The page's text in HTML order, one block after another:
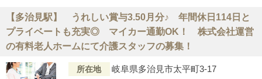
【多治見駅】 うれしい賞与3.50月分♪ 年間休日114日と
プライベートも充実◎ マイカー通勤OK！ 株式会社運営
の有料老人ホームにて介護スタッフの募集！
所在地 岐阜県多治見市太平町3-17